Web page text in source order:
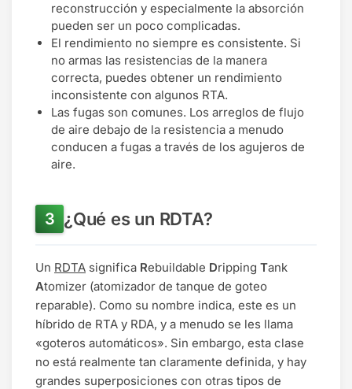
reconstrucción y especialmente la absorción
pueden ser un poco complicadas.
El rendimiento no siempre es consistente. Si
no armas las resistencias de la manera
correcta, puedes obtener un rendimiento
inconsistente con algunos RTA.
Las fugas son comunes. Los arreglos de flujo
de aire debajo de la resistencia a menudo
conducen a fugas a través de los agujeros de
aire.
¿Qué es un RDTA?
Un RDTA significa Rebuildable Dripping Tank
Atomizer (atomizador de tanque de goteo
reparable). Como su nombre indica, este es un
híbrido de RTA y RDA, y a menudo se les llama
«goteros automáticos». Sin embargo, esta clase
no está realmente tan claramente definida, y hay
grandes superposiciones con otras tipos de